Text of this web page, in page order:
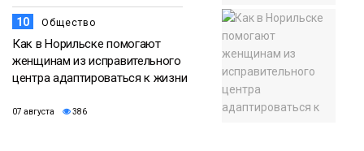
10 Общество
Как в Норильске помогают
женщинам из исправительного
центра адаптироваться к жизни
07 августа 386